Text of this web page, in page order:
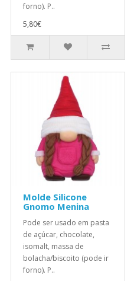
forno). P..
5,80€
Molde Silicone
Gnomo Menina
Pode ser usado em pasta
de açúcar, chocolate,
isomalt, massa de
bolacha/biscoito (pode ir
forno). P..